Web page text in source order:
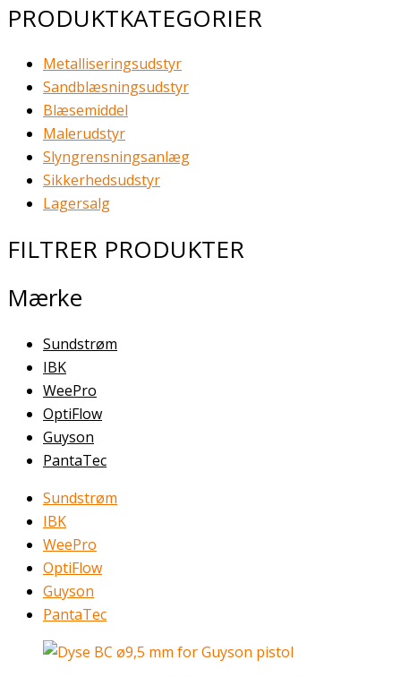
PRODUKTKATEGORIER
Metalliseringsudstyr
Sandblæsningsudstyr
Blæsemiddel
Malerudstyr
Slyngrensningsanlæg
Sikkerhedsudstyr
Lagersalg
FILTRER PRODUKTER
Mærke
Sundstrøm
IBK
WeePro
OptiFlow
Guyson
PantaTec
Sundstrøm
IBK
WeePro
OptiFlow
Guyson
PantaTec